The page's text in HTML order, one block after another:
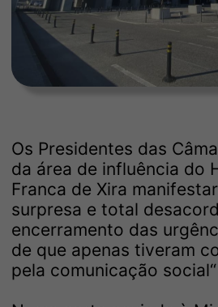
Os Presidentes das
da área de influência do
Franca de Xira
surpresa e total
encerramento das
de que apenas tiveram
pela comunicação social“